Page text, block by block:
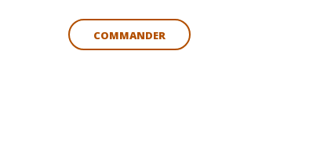
COMMANDER